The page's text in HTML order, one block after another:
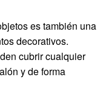
es también una
decorativos.
cubrir cualquier
y de forma